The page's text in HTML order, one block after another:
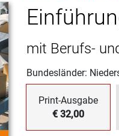
Medienbildung
Physik
Politik
Religion
Spanisch
mit Berufs-
Bundesländer:
Print-Ausgabe
€ 32,00